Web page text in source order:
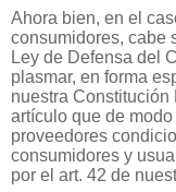
Ahora bien, en el
consumidores, cabe
Ley de Defensa del
plasmar, en forma
nuestra Constitución
artículo que de
proveedores
consumidores y
por el art. 42 de